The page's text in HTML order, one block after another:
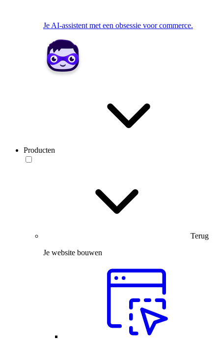
Je AI-assistent met een obsessie voor commerce.
Producten
Terug
Je website bouwen